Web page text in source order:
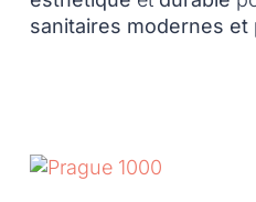
sanitaires modernes